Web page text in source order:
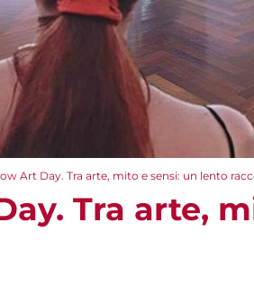
Art Day. Tra arte, mito e sensi: un lento
Tra arte,